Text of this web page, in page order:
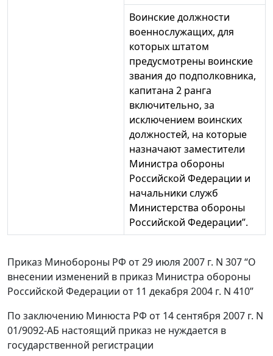
Воинские должности
военнослужащих, для
которых штатом
предусмотрены воинские
звания до подполковника,
капитана 2 ранга
включительно, за
исключением воинских
должностей, на которые
назначают заместители
Министра обороны
Российской Федерации и
начальники служб
Министерства обороны
Российской Федерации”.
Приказ Минобороны РФ от 29 июля 2007 г. N 307 “О
внесении изменений в приказ Министра обороны
Российской Федерации от 11 декабря 2004 г. N 410”
По заключению Минюста РФ от 14 сентября 2007 г. N
01/9092-АБ настоящий приказ не нуждается в
государственной регистрации